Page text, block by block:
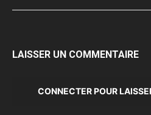
LAISSER UN COMMENTAIRE
CONNECTER POUR